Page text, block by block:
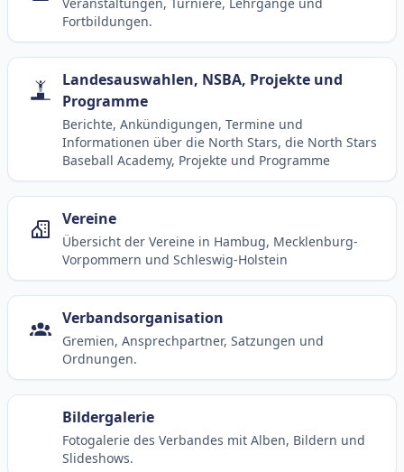
Veranstaltungen, Turniere, Lehrgänge und
Fortbildungen.
Landesauswahlen, NSBA, Projekte und
Programme
Berichte, Ankündigungen, Termine und
Informationen über die North Stars, die North Stars
Baseball Academy, Projekte und Programme
Vereine
Übersicht der Vereine in Hambug, Mecklenburg-
Vorpommern und Schleswig-Holstein
Verbandsorganisation
Gremien, Ansprechpartner, Satzungen und
Ordnungen.
Bildergalerie
Fotogalerie des Verbandes mit Alben, Bildern und
Slideshows.